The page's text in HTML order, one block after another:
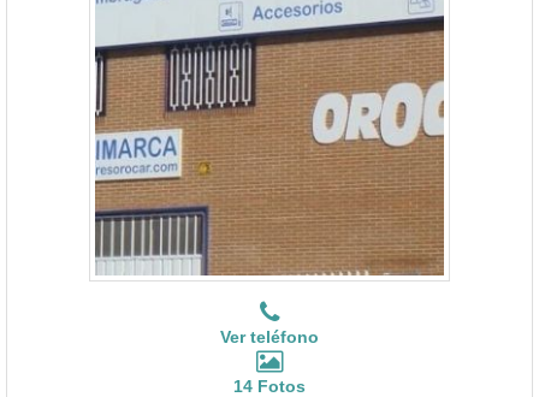
Ver teléfono
14 Fotos